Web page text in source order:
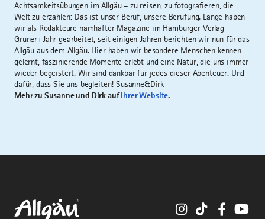
Achtsamkeitsübungen im Allgäu – zu reisen, zu fotografieren, die
Welt zu erzählen: Das ist unser Beruf, unsere Berufung. Lange haben
wir als Redakteure namhafter Magazine im Hamburger Verlag
Gruner+Jahr gearbeitet, seit einigen Jahren berichten wir nun für das
Allgäu aus dem Allgäu. Hier haben wir besondere Menschen kennen
gelernt, faszinierende Momente erlebt und eine Natur, die uns immer
wieder begeistert. Wir sind dankbar für jedes dieser Abenteuer. Und
dafür, dass Sie uns begleiten! Susanne&Dirk
Mehr zu Susanne und Dirk aufihrer Website.
InstagramTikTok